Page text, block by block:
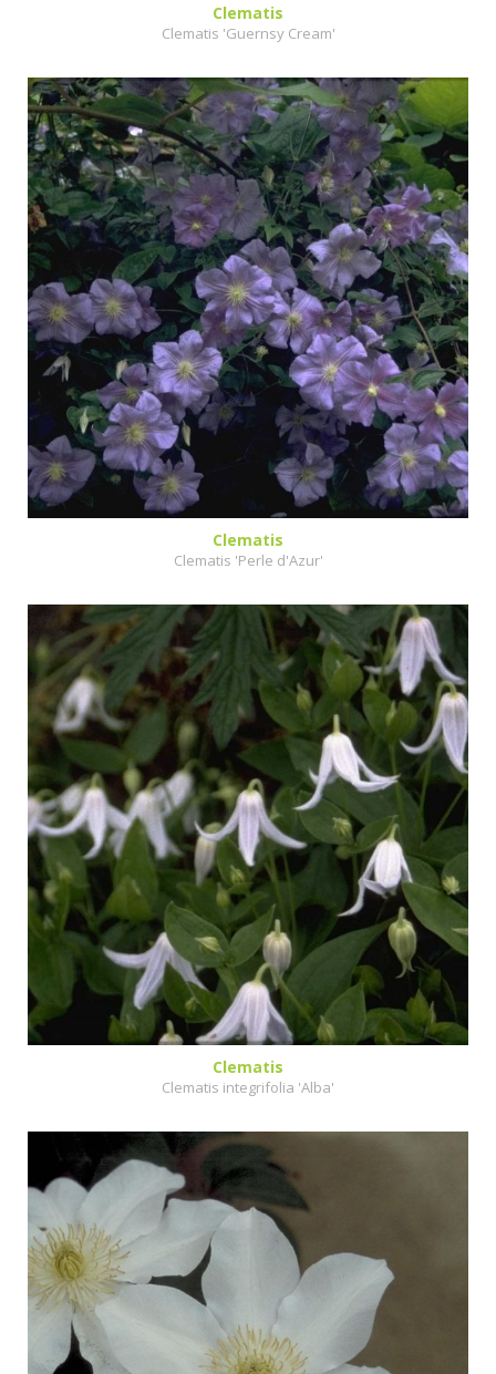
Clematis
Clematis 'Guernsy Cream'
Clematis
Clematis 'Perle d'Azur'
Clematis
Clematis integrifolia 'Alba'